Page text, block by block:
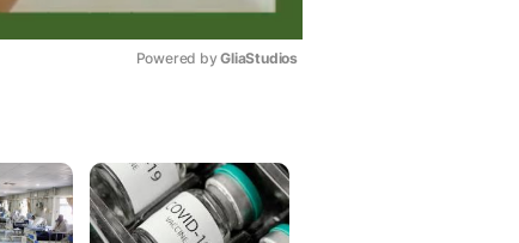
Powered by GliaStudios